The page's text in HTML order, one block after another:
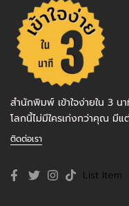
สำนักพิมพ์ เข้าใจง่ายใน 3 น
โลกนี้ไม่มีใครเก่งกว่าคุณ มี
ติดต่อเรา
List Item